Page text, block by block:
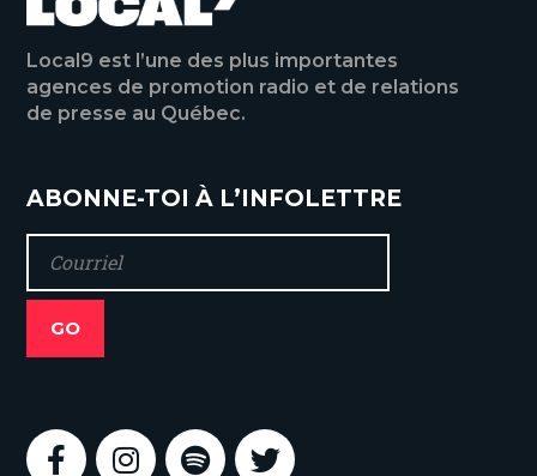
Local9 est l’une des plus importantes
agences de promotion radio et de relations
de presse au Québec.
ABONNE-TOI À L’INFOLETTRE